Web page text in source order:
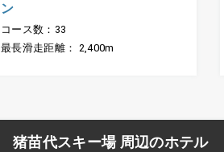
ン
コース数：33
最長滑走距離： 2,400m
猪苗代スキー場 周辺のホテル